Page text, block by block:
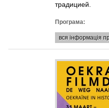
традицией.
Програма:
вся інформація